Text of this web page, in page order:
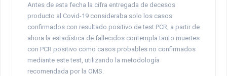
Antes de esta fecha la cifra entregada de decesos
producto al Covid-19 consideraba solo los casos
confirmados con resultado positivo de test PCR, a partir de
ahora la estadística de fallecidos contempla tanto muertes
con PCR positivo como casos probables no confirmados
mediante este test, utilizando la metodología
recomendada por la OMS.